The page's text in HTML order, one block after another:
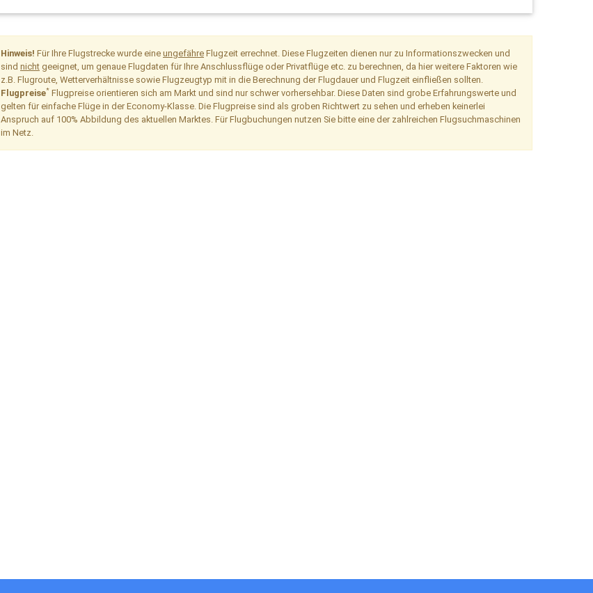
Hinweis! Für Ihre Flugstrecke wurde eine ungefähre Flugzeit errechnet. Diese Flugzeiten dienen nur zu Informationszwecken und
sind nicht geeignet, um genaue Flugdaten für Ihre Anschlussflüge oder Privatflüge etc. zu berechnen, da hier weitere Faktoren wie
z.B. Flugroute, Wetterverhältnisse sowie Flugzeugtyp mit in die Berechnung der Flugdauer und Flugzeit einfließen sollten.
Flugpreise* Flugpreise orientieren sich am Markt und sind nur schwer vorhersehbar. Diese Daten sind grobe Erfahrungswerte und
gelten für einfache Flüge in der Economy-Klasse. Die Flugpreise sind als groben Richtwert zu sehen und erheben keinerlei
Anspruch auf 100% Abbildung des aktuellen Marktes. Für Flugbuchungen nutzen Sie bitte eine der zahlreichen Flugsuchmaschinen
im Netz.